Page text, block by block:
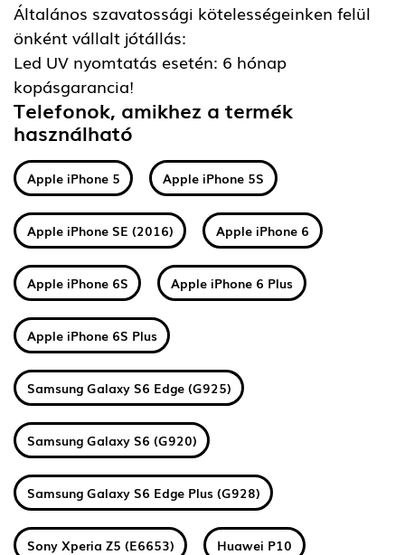
Általános szavatossági kötelességeinken felül
önként vállalt jótállás:
Led UV nyomtatás esetén: 6 hónap
kopásgarancia!
Telefonok, amikhez a termék
használható
Apple iPhone 5 Apple iPhone 5S
Apple iPhone SE (2016) Apple iPhone 6
Apple iPhone 6S Apple iPhone 6 Plus
Apple iPhone 6S Plus
Samsung Galaxy S6 Edge (G925)
Samsung Galaxy S6 (G920)
Samsung Galaxy S6 Edge Plus (G928)
Sony Xperia Z5 (E6653) Huawei P10